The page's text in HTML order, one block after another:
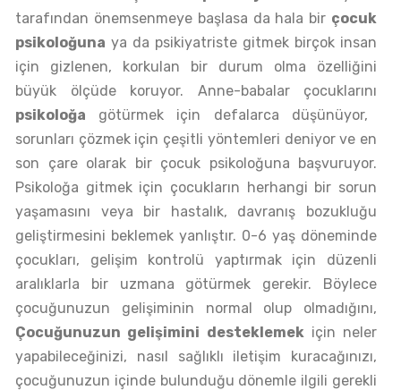
tarafından önemsenmeye başlasa da hala bir çocuk
psikoloğuna ya da psikiyatriste gitmek birçok insan
için gizlenen, korkulan bir durum olma özelliğini
büyük ölçüde koruyor. Anne-babalar çocuklarını
psikoloğa götürmek için defalarca düşünüyor,
sorunları çözmek için çeşitli yöntemleri deniyor ve en
son çare olarak bir çocuk psikoloğuna başvuruyor.
Psikoloğa gitmek için çocukların herhangi bir sorun
yaşamasını veya bir hastalık, davranış bozukluğu
geliştirmesini beklemek yanlıştır. 0-6 yaş döneminde
çocukları, gelişim kontrolü yaptırmak için düzenli
aralıklarla bir uzmana götürmek gerekir. Böylece
çocuğunuzun gelişiminin normal olup olmadığını,
Çocuğunuzun gelişimini desteklemekiçin neler
yapabileceğinizi, nasıl sağlıklı iletişim kuracağınızı,
çocuğunuzun içinde bulunduğu dönemle ilgili gerekli